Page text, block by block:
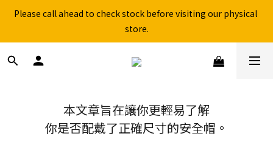
Free shipping for over 199NTD / 490NTD (limited to Taiwan)
Please call ahead to check stock before visiting our physical
store.
Free shipping for over 199NTD / 490NTD (limited to Taiwan)
本文章旨在讓你更輕易了解
你是否配戴了正確尺寸的安全帽。